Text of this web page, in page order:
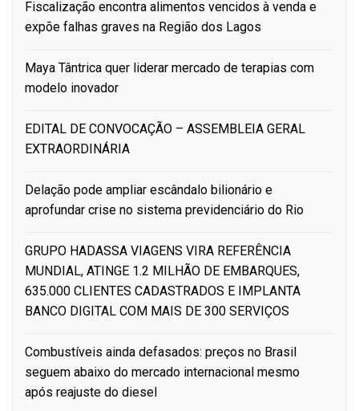
Fiscalização encontra alimentos vencidos à venda e
expõe falhas graves na Região dos Lagos
Maya Tântrica quer liderar mercado de terapias com
modelo inovador
EDITAL DE CONVOCAÇÃO – ASSEMBLEIA GERAL
EXTRAORDINÁRIA
Delação pode ampliar escândalo bilionário e
aprofundar crise no sistema previdenciário do Rio
GRUPO HADASSA VIAGENS VIRA REFERÊNCIA
MUNDIAL, ATINGE 1.2 MILHÃO DE EMBARQUES,
635.000 CLIENTES CADASTRADOS E IMPLANTA
BANCO DIGITAL COM MAIS DE 300 SERVIÇOS
Combustíveis ainda defasados: preços no Brasil
seguem abaixo do mercado internacional mesmo
após reajuste do diesel